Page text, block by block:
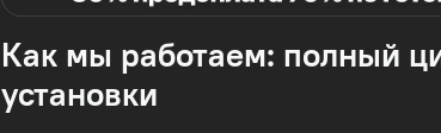
Как мы работаем: полный
установки